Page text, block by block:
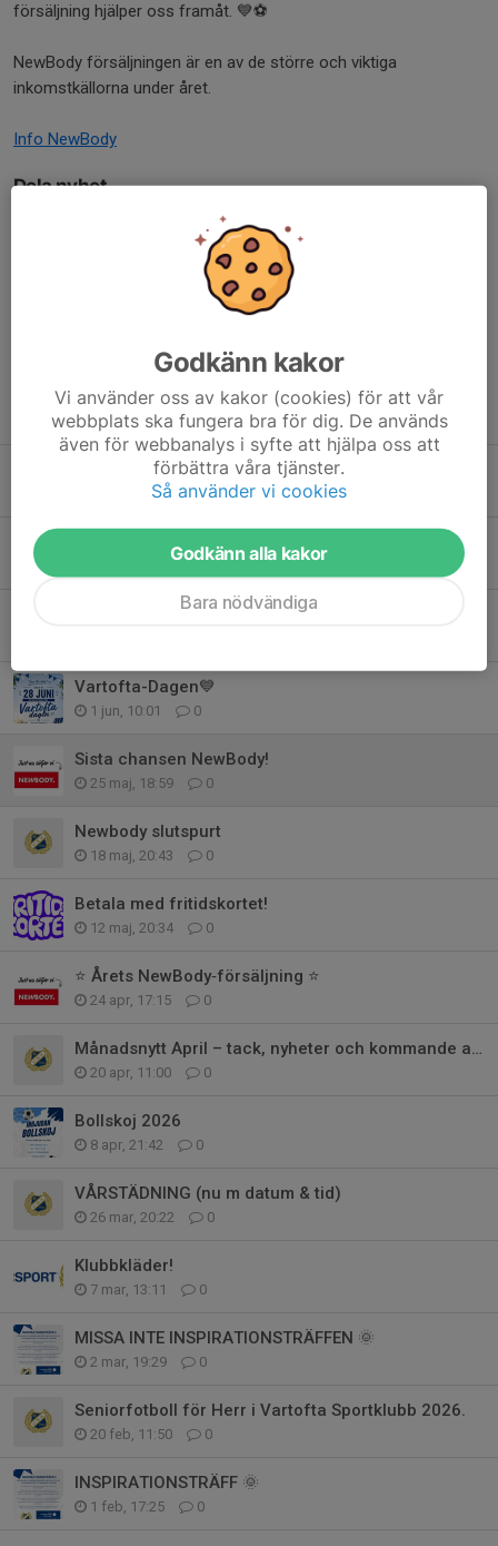
försäljning hjälper oss framåt. 💙⚽
NewBody försäljningen är en av de större och viktiga
inkomstkällorna under året.
Info NewBody
Dela nyhet
Tidigare nyheter
Månadsnytt Augusti - Nu är de dags igen! ⚽
Igår, 07:29 0
0
Nu kan vi hämta NewBody!
Vartofta-Dagen💙
1 jun, 10:01 0
Sista chansen NewBody!
25 maj, 18:59 0
Newbody slutspurt
18 maj, 20:43 0
Betala med fritidskortet!
12 maj, 20:34 0
⭐ Årets NewBody‑försäljning ⭐
24 apr, 17:15 0
Månadsnytt April – tack, nyheter och kommande aktiviteter
20 apr, 11:00 0
Bollskoj 2026
8 apr, 21:42 0
VÅRSTÄDNING (nu m datum & tid)
26 mar, 20:22 0
Klubbkläder!
7 mar, 13:11 0
MISSA INTE INSPIRATIONSTRÄFFEN 🌞
2 mar, 19:29 0
Seniorfotboll för Herr i Vartofta Sportklubb 2026.
20 feb, 11:50 0
INSPIRATIONSTRÄFF 🌞
1 feb, 17:25 0
Godkänn kakor
Vi använder oss av kakor (cookies) för att vår
webbplats ska fungera bra för dig. De används
även för webbanalys i syfte att hjälpa oss att
förbättra våra tjänster.
Så använder vi cookies
Godkänn alla kakor
Bara nödvändiga